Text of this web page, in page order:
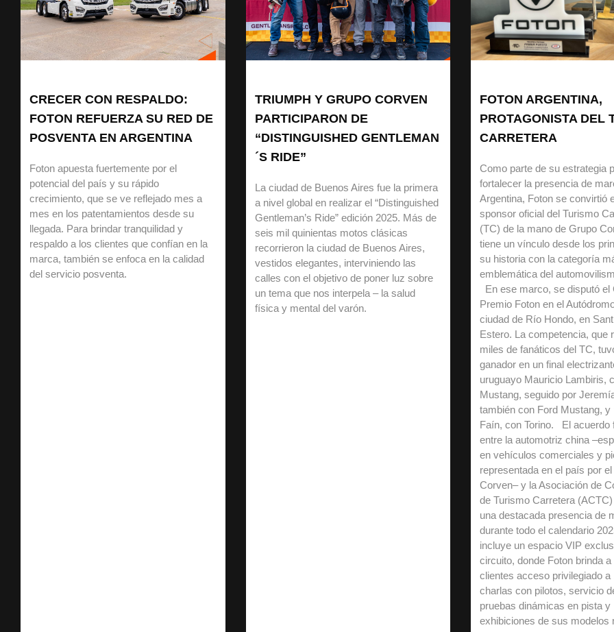
CRECER CON RESPALDO:
FOTON REFUERZA SU RED DE
POSVENTA EN ARGENTINA
Foton apuesta fuertemente por el
potencial del país y su rápido
crecimiento, que se ve reflejado mes a
mes en los patentamientos desde su
llegada. Para brindar tranquilidad y
respaldo a los clientes que confían en la
marca, también se enfoca en la calidad
del servicio posventa.
TRIUMPH Y GRUPO CORVEN
PARTICIPARON DE
“DISTINGUISHED GENTLEMAN
´S RIDE”
La ciudad de Buenos Aires fue la primera
a nivel global en realizar el “Distinguished
Gentleman’s Ride” edición 2025. Más de
seis mil quinientas motos clásicas
recorrieron la ciudad de Buenos Aires,
vestidos elegantes, interviniendo las
calles con el objetivo de poner luz sobre
un tema que nos interpela – la salud
física y mental del varón.
FOTON ARGENTINA,
PROTAGONISTA DEL
CARRETERA
Como parte de su estrategia
fortalecer la presencia de
Argentina, Foton se convirtió
sponsor oficial del Turismo
(TC) de la mano de Grupo
tiene un vínculo desde los
su historia con la categoría
emblemática del
En ese marco, se disputó el
Premio Foton en el
ciudad de Río Hondo, en
Estero. La competencia, que
miles de fanáticos del TC,
ganador en un final
uruguayo Mauricio Lambiris,
Mustang, seguido por
también con Ford Mustang, y
Faín, con Torino. El acuerdo
entre la automotriz china
en vehículos comerciales y
representada en el país por
Corven– y la Asociación de
de Turismo Carretera
una destacada presencia de
durante todo el calendario
incluye un espacio VIP
circuito, donde Foton brinda
clientes acceso privilegiado a
charlas con pilotos, servicio
pruebas dinámicas en pista y
exhibiciones de sus modelos